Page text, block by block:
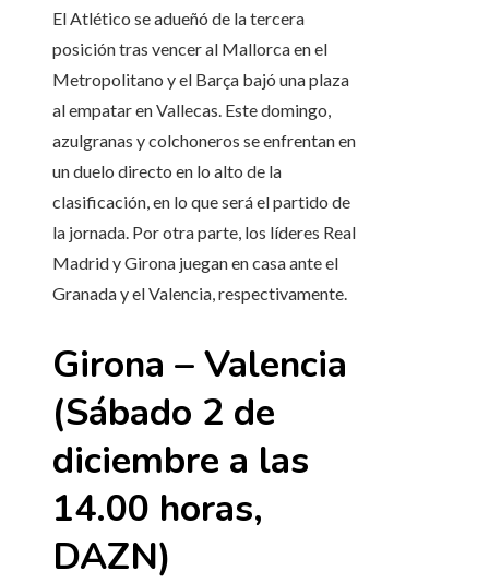
El Atlético se adueñó de la tercera
posición tras vencer al Mallorca en el
Metropolitano y el Barça bajó una plaza
al empatar en Vallecas. Este domingo,
azulgranas y colchoneros se enfrentan en
un duelo directo en lo alto de la
clasificación, en lo que será el partido de
la jornada. Por otra parte, los líderes Real
Madrid y Girona juegan en casa ante el
Granada y el Valencia, respectivamente.
Girona – Valencia
(Sábado 2 de
diciembre a las
14.00 horas,
DAZN)